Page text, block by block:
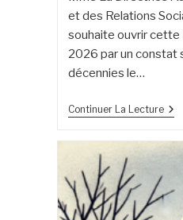
et des Relations
souhaite ouvrir
2026 par un constat
décennies le…
Continuer La Lecture